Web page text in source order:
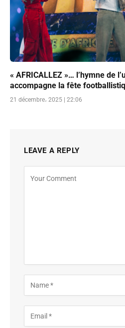
« AFRICALLEZ »… l’hymne de
accompagne la fête
21 décembre، 2025 | 22:06
LEAVE A REPLY